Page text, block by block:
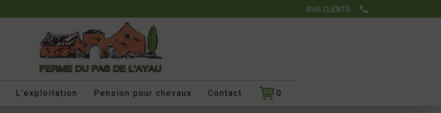
AVIS CLIENTS
L'exploitation Pension pour chevaux Contact 0